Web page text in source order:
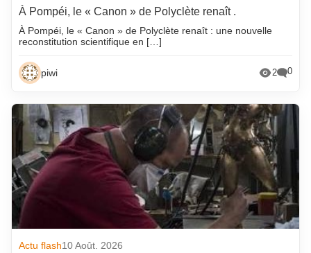
À Pompéi, le « Canon » de Polyclète renaît .
À Pompéi, le « Canon » de Polyclète renaît : une nouvelle
reconstitution scientifique en […]
piwi 2 0
Actu flash10 Août. 2026